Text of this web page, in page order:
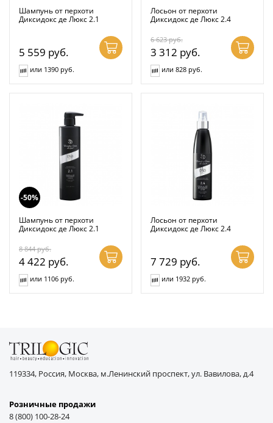
Шампунь от перхоти
Диксидокс де Люкс 2.1
5 559 руб.
или 1390 руб.
Лосьон от перхоти
Диксидокс де Люкс 2.4
6 623руб.
3 312 руб.
или 828 руб.
-50%
Шампунь от перхоти
Диксидокс де Люкс 2.1
8 844руб.
4 422 руб.
или 1106 руб.
Лосьон от перхоти
Диксидокс де Люкс 2.4
7 729 руб.
или 1932 руб.
119334, Россия, Москва, м.Ленинский проспект, ул. Вавилова, д.4
Розничные продажи
8 (800) 100-28-24